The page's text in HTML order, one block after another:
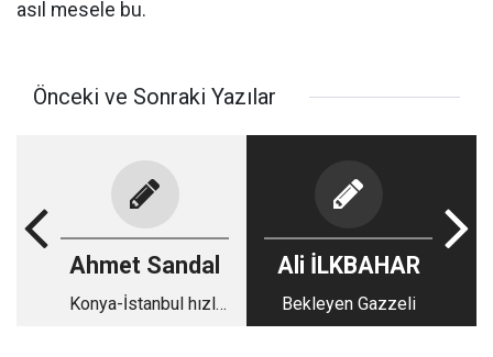
asıl mesele bu.
Önceki ve Sonraki Yazılar
Ahmet Sandal
Konya-İstanbul hızlı
Ali İLKBAHAR
Bekleyen Gazzeli